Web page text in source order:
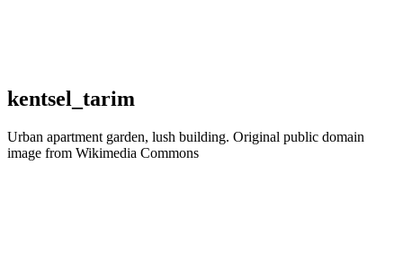
kentsel_tarim
Urban apartment garden, lush building. Original public domain
image from Wikimedia Commons